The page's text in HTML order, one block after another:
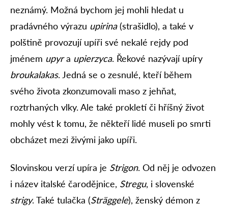
neznámý. Možná bychom jej mohli hledat u
pradávného výrazu upirina(strašidlo), a také v
polštině provozují upíři své nekalé rejdy pod
jménem upyra upierzyca. Řekové nazývají upíry
broukalakas. Jedná se o zesnulé, kteří během
svého života zkonzumovali maso z jehňat,
roztrhaných vlky. Ale také prokletí či hříšný život
mohly vést k tomu, že někteří lidé museli po smrti
obcházet mezi živými jako upíři.
Slovinskou verzí upíra je Strigon. Od něj je odvozen
i název italské čarodějnice, Stregu, i slovenské
strigy. Také tulačka (Sträggele), ženský démon z